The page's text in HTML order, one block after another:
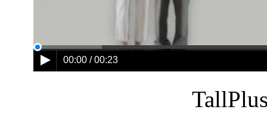
00:00 / 00:23